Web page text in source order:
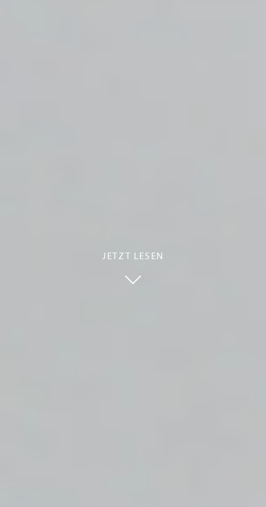
JETZT LESEN